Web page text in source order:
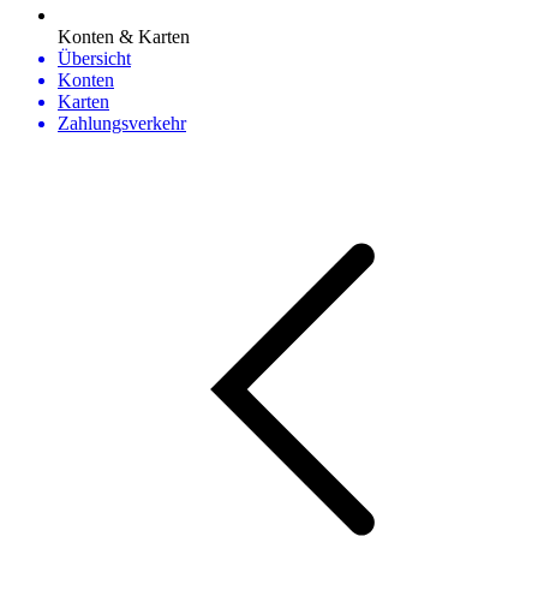
Konten & Karten
Übersicht
Konten
Karten
Zahlungsverkehr